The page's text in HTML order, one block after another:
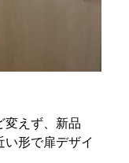
変えず、新品
い形で扉デザイ